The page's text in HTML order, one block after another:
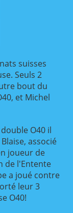
suisses
Seuls 2
bout du
et Michel
O40 il
associé
joueur de
de l'Entente
a joué contre
leur 3
O40!